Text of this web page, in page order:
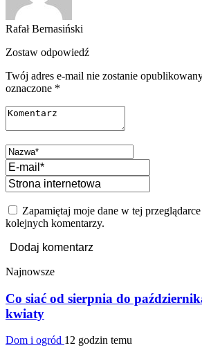
Rafał Bernasiński
Zostaw odpowiedź
Twój adres e-mail nie zostanie
oznaczone *
Zapamiętaj moje dane w tej
kolejnych komentarzy.
Najnowsze
Co siać od sierpnia do
kwiaty
Dom i ogród 12 godzin temu